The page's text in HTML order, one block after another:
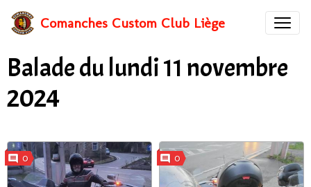
Comanches Custom Club Liège
Balade du lundi 11 novembre
2024
0 0